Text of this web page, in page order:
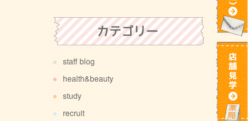
カテゴリー
staff blog
health&beauty
study
recruit